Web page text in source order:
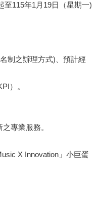
至115年1月19日（星期一)
制之辦理方式)、預計經
）。
專業服務。
X Innovation」小巨蛋